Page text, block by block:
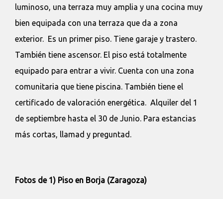
luminoso, una terraza muy amplia y una cocina muy
bien equipada con una terraza que da a zona
exterior. Es un primer piso. Tiene garaje y trastero.
También tiene ascensor. El piso está totalmente
equipado para entrar a vivir. Cuenta con una zona
comunitaria que tiene piscina. También tiene el
certificado de valoración energética. Alquiler del 1
de septiembre hasta el 30 de Junio. Para estancias
más cortas, llamad y preguntad.
Fotos de 1) Piso en Borja (Zaragoza)